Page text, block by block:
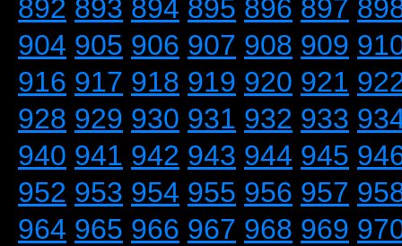
892 893 894 895 896 897
904 905 906 907 908 909
916 917 918 919 920 921
928 929 930 931 932 933
940 941 942 943 944 945
952 953 954 955 956 957
964 965 966 967 968 969